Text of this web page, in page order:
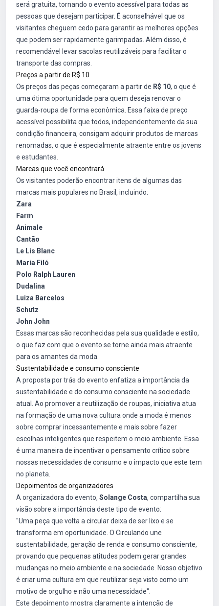
será gratuita, tornando o evento acessível para todas as
pessoas que desejam participar. É aconselhável que os
visitantes cheguem cedo para garantir as melhores opções
que podem ser rapidamente garimpadas. Além disso, é
recomendável levar sacolas reutilizáveis para facilitar o
transporte das compras.
Preços a partir de R$ 10
Os preços das peças começaram a partir de R$ 10, o que é
uma ótima oportunidade para quem deseja renovar o
guarda-roupa de forma econômica. Essa faixa de preço
acessível possibilita que todos, independentemente da sua
condição financeira, consigam adquirir produtos de marcas
renomadas, o que é especialmente atraente entre os jovens
e estudantes.
Marcas que você encontrará
Os visitantes poderão encontrar itens de algumas das
marcas mais populares no Brasil, incluindo:
Zara
Farm
Animale
Cantão
Le Lis Blanc
Maria Filó
Polo Ralph Lauren
Dudalina
Luiza Barcelos
Schutz
John John
Essas marcas são reconhecidas pela sua qualidade e estilo,
o que faz com que o evento se torne ainda mais atraente
para os amantes da moda.
Sustentabilidade e consumo consciente
A proposta por trás do evento enfatiza a importância da
sustentabilidade e do consumo consciente na sociedade
atual. Ao promover a reutilização de roupas, iniciativa atua
na formação de uma nova cultura onde a moda é menos
sobre comprar incessantemente e mais sobre fazer
escolhas inteligentes que respeitem o meio ambiente. Essa
é uma maneira de incentivar o pensamento crítico sobre
nossas necessidades de consumo e o impacto que este tem
no planeta.
Depoimentos de organizadores
A organizadora do evento, Solange Costa, compartilha sua
visão sobre a importância deste tipo de evento:
"Uma peça que volta a circular deixa de ser lixo e se
transforma em oportunidade. O Circulando une
sustentabilidade, geração de renda e consumo consciente,
provando que pequenas atitudes podem gerar grandes
mudanças no meio ambiente e na sociedade. Nosso objetivo
é criar uma cultura em que reutilizar seja visto como um
motivo de orgulho e não uma necessidade".
Este depoimento mostra claramente a intenção de